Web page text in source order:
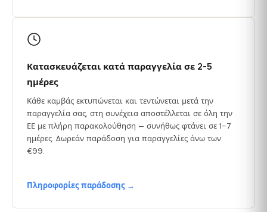
Κατασκευάζεται κατά παραγγελία σε 2-5
ημέρες
Κάθε καμβάς εκτυπώνεται και τεντώνεται μετά την
παραγγελία σας, στη συνέχεια αποστέλλεται σε όλη την
ΕΕ με πλήρη παρακολούθηση — συνήθως φτάνει σε 1–7
ημέρες. Δωρεάν παράδοση για παραγγελίες άνω των
€99.
Πληροφορίες παράδοσης →